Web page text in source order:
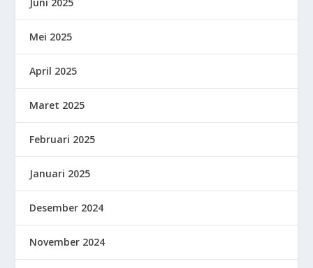
Mei 2025
April 2025
Maret 2025
Februari 2025
Januari 2025
Desember 2024
November 2024